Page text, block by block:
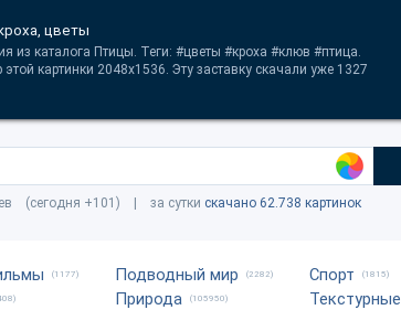
цветы
из каталога Птицы. Теги: #цветы #кроха #клюв #птица.
картинки 2048x1536. Эту заставку скачали уже 1327
(сегодня +101) | за сутки скачано 62.738 картинок
(1177) Подводный мир (2282)
Природа (105950)
Спорт (1815)
Текстурные